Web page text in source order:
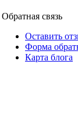
Обратная связь
Оставить
Форма
Карта блога